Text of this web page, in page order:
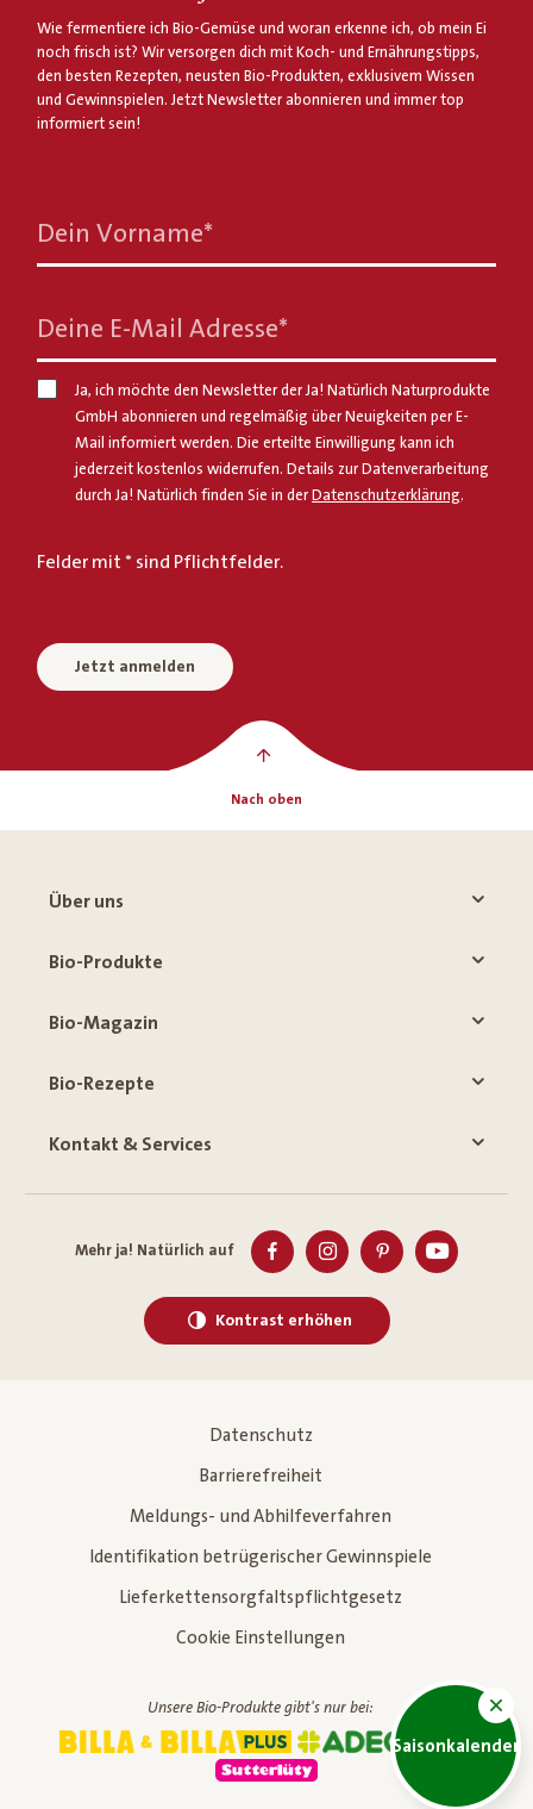
Saisonkalender
Wie fermentiere ich Bio-Gemüse und woran erkenne ich, ob mein Ei
noch frisch ist? Wir versorgen dich mit Koch- und Ernährungstipps,
den besten Rezepten, neusten Bio-Produkten, exklusivem Wissen
und Gewinnspielen. Jetzt Newsletter abonnieren und immer top
informiert sein!
Dein Vorname*
Deine E-Mail Adresse*
Ja, ich möchte den Newsletter der Ja! Natürlich Naturprodukte
GmbH abonnieren und regelmäßig über Neuigkeiten per E-
Mail informiert werden. Die erteilte Einwilligung kann ich
jederzeit kostenlos widerrufen. Details zur Datenverarbeitung
durch Ja! Natürlich finden Sie in derDatenschutzerklärung.
Felder mit * sind Pflichtfelder.
Jetzt anmelden
Nach oben
Über uns
Bio-Produkte
Bio-Magazin
Bio-Rezepte
Kontakt & Services
Mehr ja! Natürlich auf
Kontrast erhöhen
Datenschutz
Barrierefreiheit
Meldungs- und Abhilfeverfahren
Identifikation betrügerischer Gewinnspiele
Lieferkettensorgfaltspflichtgesetz
Cookie Einstellungen
Unsere Bio-Produkte gibt's nur bei: